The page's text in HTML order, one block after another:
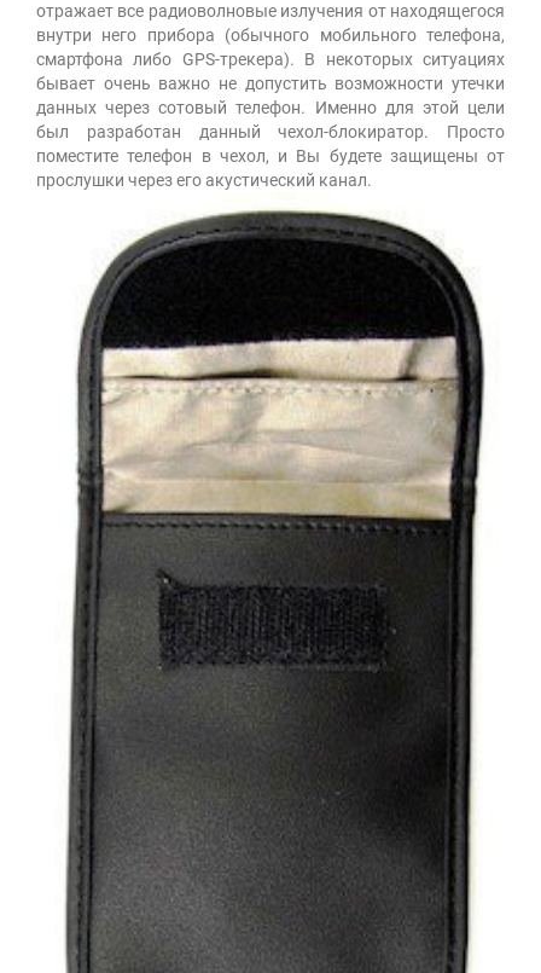
отражает все радиоволновые излучения от находящегося
внутри него прибора (обычного мобильного телефона,
смартфона либо GPS-трекера). В некоторых ситуациях
бывает очень важно не допустить возможности утечки
данных через сотовый телефон. Именно для этой цели
был разработан данный чехол-блокиратор. Просто
поместите телефон в чехол, и Вы будете защищены от
прослушки через его акустический канал.